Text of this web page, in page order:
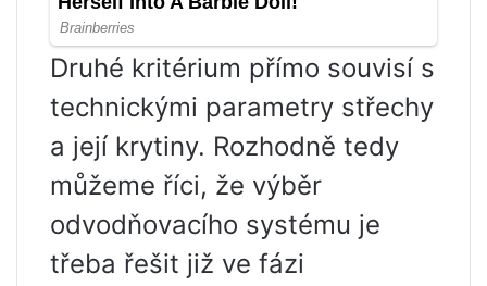
Druhé kritérium přímo souvisí s
technickými parametry střechy
a její krytiny. Rozhodně tedy
můžeme říci, že výběr
odvodňovacího systému je
třeba řešit již ve fázi